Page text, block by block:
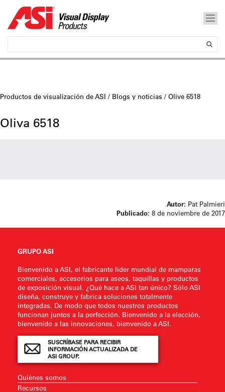
Productos de visualización de ASI / Blogs y noticias / Olive 6518
Oliva 6518
Autor: Pat Palmieri
Publicado: 8 de noviembre de 2017
GRUPO ASI
Bienvenido a ASI, el fabricante líder mundial de mamparas
comerciales, accesorios para aseos, taquillas y productos
de exposición visual. ¿Qué hace a ASI tan único? Sólo ASI
diseña, construye y fabrica soluciones totalmente
integradas. De modo que todos nuestros productos
funcionan juntos a la perfección. Bienvenido a la elección,
bienvenido a las innovaciones, bienvenido a ASI.
SUSCRÍBASE PARA RECIBIR
INFORMACIÓN ACTUALIZADA DE
ASI GROUP.
Quiénes somos
Recursos